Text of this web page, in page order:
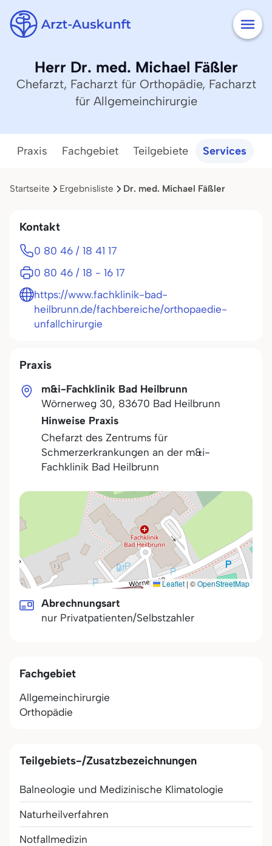
Herr Dr. med. Michael Fäßler
Chefarzt, Facharzt für Orthopädie, Facharzt
für Allgemeinchirurgie
Praxis Fachgebiet Teilgebiete Services
Startseite Ergebnisliste Dr. med. Michael Fäßler
Praxis
m&i-Fachklinik Bad Heilbrunn
Wörnerweg 30, 83670 Bad Heilbrunn
Hinweise Praxis
Chefarzt des Zentrums für
Schmerzerkrankungen an der m&i-
Fachklinik Bad Heilbrunn
Leaflet | ©OpenStreetMap
Abrechnungsart
nur Privatpatienten/Selbstzahler
Fachgebiet
Allgemeinchirurgie
Orthopädie
Teilgebiets-/Zusatzbezeichnungen
Balneologie und Medizinische Klimatologie
Naturheilverfahren
Notfallmedizin
Kontakt
0 80 46 / 18 41 17
0 80 46 / 18 - 16 17
https://www.fachklinik-bad-
heilbrunn.de/fachbereiche/orthopaedie-
unfallchirurgie